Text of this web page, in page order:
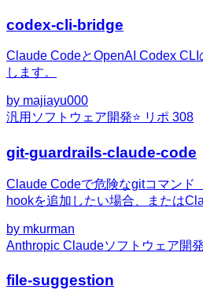
codex-cli-bridge
Claude CodeとOpenAI Codex
します。
by majiayu000
汎用 ソフトウェア開発⭐ リポ 308
git-guardrails-claude-code
Claude Codeで危険なgitコマンド
hookを追加したい場合、または
by mkurman
Anthropic Claudeソフトウェア開発
file-suggestion